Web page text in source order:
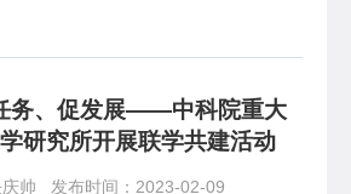
务、促发展——中科院重大
研究所开展联学共建活动
帅 发布时间：2023-02-09